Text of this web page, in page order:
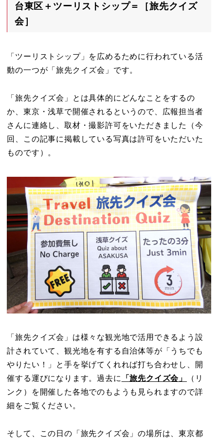
台東区＋ツーリストシップ＝［旅先クイズ
会］
「ツーリストシップ」を広めるために行われている活
動の一つが「旅先クイズ会」です。
「旅先クイズ会」とは具体的にどんなことをするの
か、東京・浅草で開催されるというので、広報担当者
さんに連絡し、取材・撮影許可をいただきました（今
回、この記事に掲載している写真は許可をいただいた
ものです）。
「旅先クイズ会」は様々な観光地で活用できるよう設
計されていて、観光地を有する自治体等が「うちでも
やりたい！」と手を挙げてくれれば打ち合わせし、開
催する運びになります。過去に
「旅先クイズ会」
（リ
ンク）を開催した各地でのもようも見られますので詳
細をご覧ください。
そして、この日の「旅先クイズ会」の場所は、東京都